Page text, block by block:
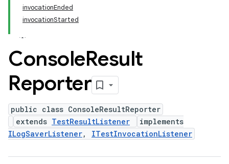
invocationEnded
invocationStarted
ConsoleResult
Reporter
public class ConsoleResultReporter
extends TestResultListener
implements
ILogSaverListener, ITestInvocationListener